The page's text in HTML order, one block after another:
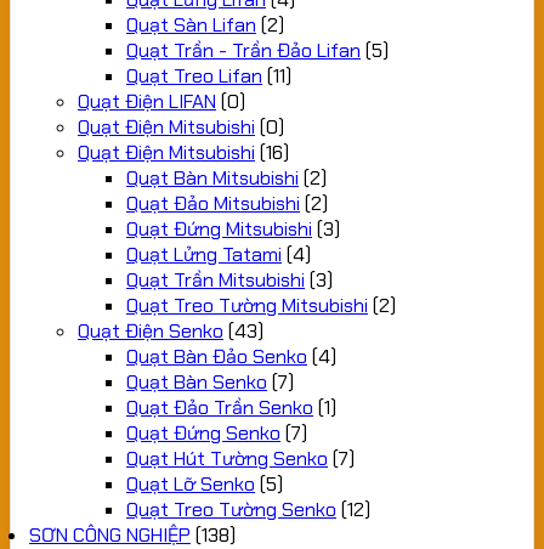
Quạt Sàn Lifan (2)
Quạt Trần - Trần Đảo Lifan (5)
Quạt Treo Lifan (11)
Quạt Điện LIFAN (0)
Quạt Điện Mitsubishi (0)
Quạt Điện Mitsubishi (16)
Quạt Bàn Mitsubishi (2)
Quạt Đảo Mitsubishi (2)
Quạt Đứng Mitsubishi (3)
Quạt Lửng Tatami (4)
Quạt Trần Mitsubishi (3)
Quạt Treo Tường Mitsubishi (2)
Quạt Điện Senko (43)
Quạt Bàn Đảo Senko (4)
Quạt Bàn Senko (7)
Quạt Đảo Trần Senko (1)
Quạt Đứng Senko (7)
Quạt Hút Tường Senko (7)
Quạt Lỡ Senko (5)
Quạt Treo Tường Senko (12)
SƠN CÔNG NGHIỆP (138)